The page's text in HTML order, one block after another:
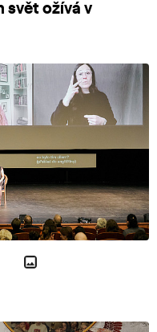
svět ožívá v